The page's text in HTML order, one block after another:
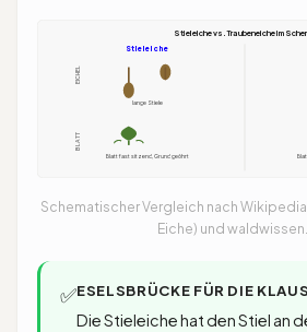
Stieleiche vs. Traubeneiche im
Stieleiche
EICHEL
lange Stiele
BLATT
Blatt fast sitzend, Grund geöhrt
Schematischer Vergleich nach
Eiche) und
✅ESELSBRÜCKE FÜR DIE
Die Stieleiche hat den Stiel an